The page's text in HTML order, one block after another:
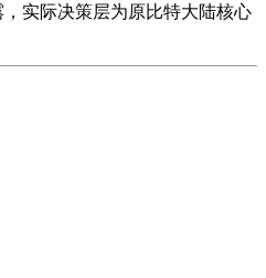
，实际决策层为原比特大陆核心